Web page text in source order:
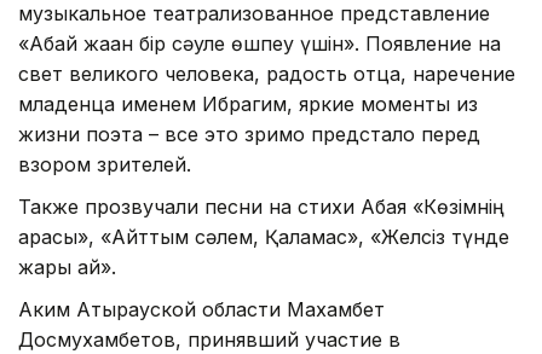
музыкальное театрализованное представление
«Абай жаққан бір сәуле өшпеу үшін». Появление на
свет великого человека, радость отца, наречение
младенца именем Ибрагим, яркие моменты из
жизни поэта – все это зримо предстало перед
взором зрителей.
Также прозвучали песни на стихи Абая «Көзімнің
қарасы», «Айттым сәлем, Қаламқас», «Желсіз түнде
жарық ай».
Аким Атырауской области Махамбет
Досмухамбетов, принявший участие в